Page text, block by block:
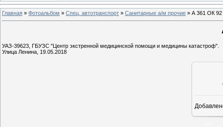
Главная » Фотоальбом » Спец. автотранспорт » Санитарные а/м прочие » А 361 ОК 92
УАЗ-39623, ГБУЗС "Центр экстренной медицинской помощи и медицины катастроф".
Улица Ленина, 19.05.2018